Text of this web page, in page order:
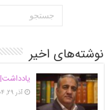
نوشته‌های اخیر
آذر ۲۹, ۱۴۰۴